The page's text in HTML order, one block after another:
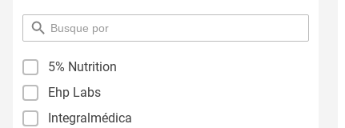
pesquisar
por
5% Nutrition
Ehp Labs
Integralmédica